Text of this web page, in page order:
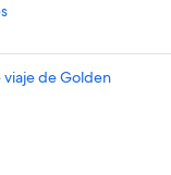
viaje de Golden